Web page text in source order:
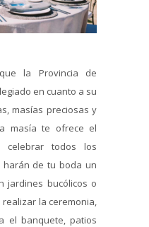
la Provincia de
en cuanto a su
masías preciosas y
masía te ofrece el
celebrar todos los
harán de tu boda un
jardines bucólicos o
la ceremonia,
el banquete, patios